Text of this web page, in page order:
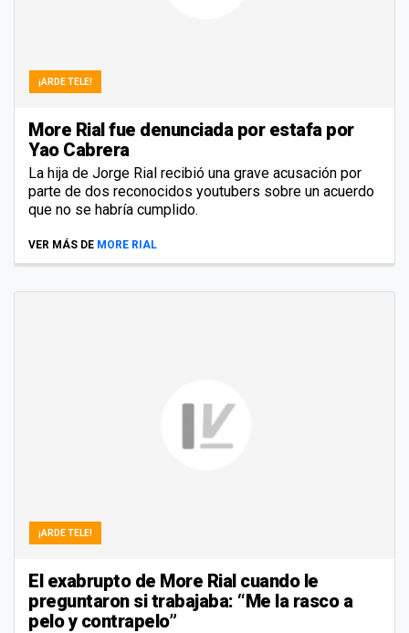
¡ARDE TELE!
More Rial fue denunciada por estafa por
Yao Cabrera
La hija de Jorge Rial recibió una grave acusación por
parte de dos reconocidos youtubers sobre un acuerdo
que no se habría cumplido.
VER MÁS DE MORE RIAL
¡ARDE TELE!
El exabrupto de More Rial cuando le
preguntaron si trabajaba: “Me la rasco a
pelo y contrapelo”